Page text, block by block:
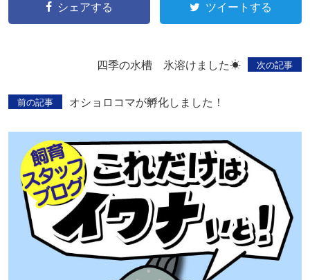
シェアする ツイートする
次の記事
四季の水槽 氷溶けました☀
前の記事 オショロコマが孵化しました！